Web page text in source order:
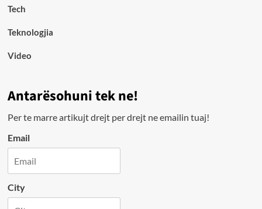
Tech
Teknologjia
Video
Antarësohuni tek ne!
Per te marre artikujt drejt per drejt ne emailin tuaj!
Email
City